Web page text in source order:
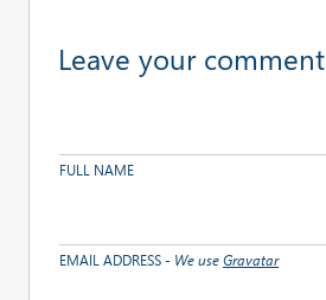
Leave your comment
FULL NAME
EMAIL ADDRESS - We use Gravatar